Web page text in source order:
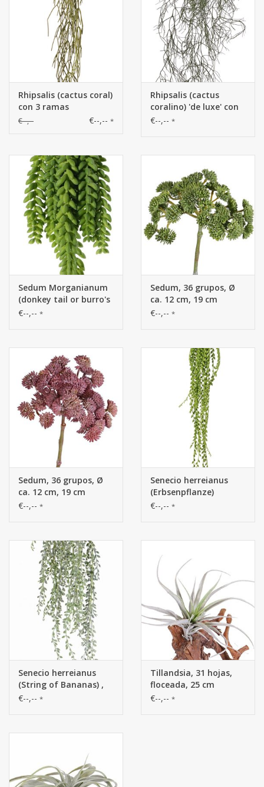
Rhipsalis (cactus coral)
con 3 ramas
principales,
€--,-- €--,-- *
Rhipsalis (cactus
coralino) 'de luxe' con
68 grupos de hojas,
UV
€--,-- *
Sedum Morganianum
(donkey tail or burro's
tail), 9 trailing stems,
€--,-- *
Sedum, 36 grupos, Ø
ca. 12 cm, 19 cm
€--,-- *
Sedum, 36 grupos, Ø
ca. 12 cm, 19 cm
€--,-- *
Senecio herreianus
(Erbsenpflanze)
Hängepflanze, mit
€--,-- *
Senecio herreianus
(String of Bananas) ,
111 hojas, full plastic,
€--,-- *
Tillandsia, 31 hojas,
floceada, 25 cm
€--,-- *